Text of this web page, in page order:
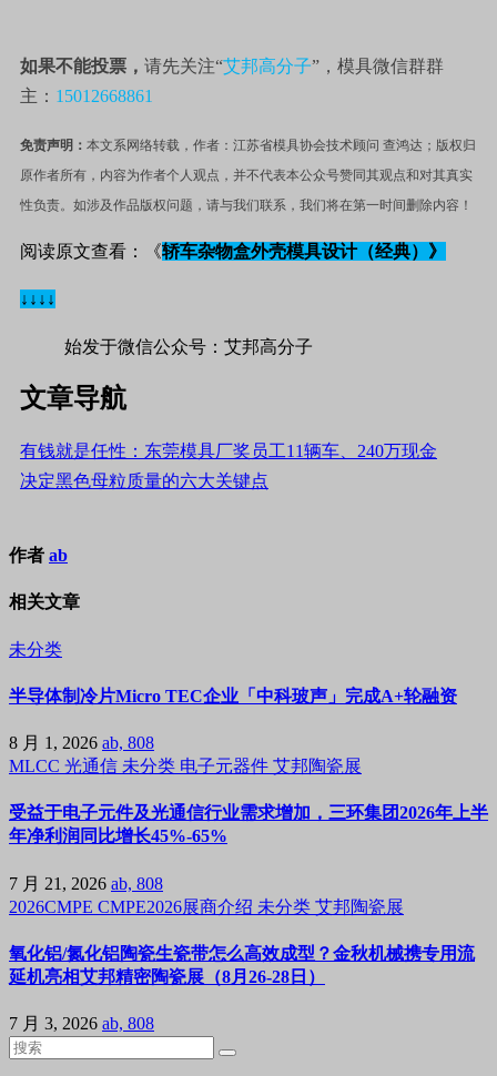
如果不能投票， 请先关注“艾邦高分子”，模具微信群群
主： 15012668861
免责声明： 本文系网络转载，作者： 江苏省模具协会技术顾问 查鸿达； 版权归
原作者所有，内容为作者个人观点，并不代表本公众号赞同其观点和对其真实
性负责。如涉及作品版权问题，请与我们联系，我们将在第一时间删除内容！
阅读原文查看：《轿车杂物盒外壳模具设计（经典）》
↓↓↓↓
始发于微信公众号：艾邦高分子
文章导航
有钱就是任性：东莞模具厂奖员工11辆车、240万现金
决定黑色母粒质量的六大关键点
作者 ab
相关文章
未分类
半导体制冷片Micro TEC企业「中科玻声」完成A+轮融资
8 月 1, 2026 ab, 808
MLCC 光通信 未分类 电子元器件 艾邦陶瓷展
受益于电子元件及光通信行业需求增加，三环集团2026年上半
年净利润同比增长45%-65%
7 月 21, 2026 ab, 808
2026CMPE CMPE2026展商介绍 未分类 艾邦陶瓷展
氧化铝/氮化铝陶瓷生瓷带怎么高效成型？金秋机械携专用流
延机亮相艾邦精密陶瓷展（8月26-28日）
7 月 3, 2026 ab, 808